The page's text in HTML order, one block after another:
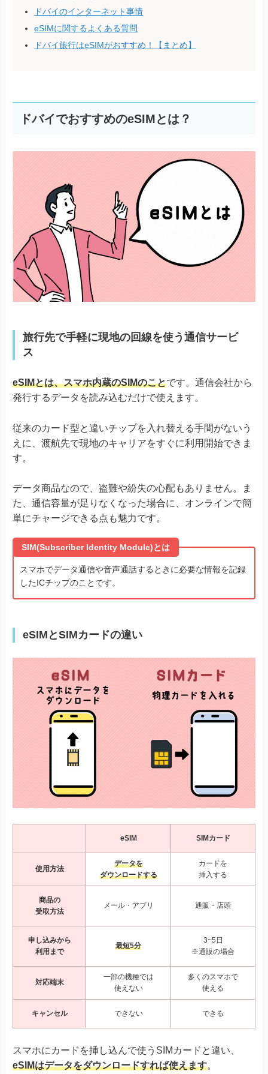
ドバイのインターネット事情
eSIMに関するよくある質問
ドバイ旅行はeSIMがおすすめ！【まとめ】
ドバイでおすすめのeSIMとは？
旅行先で手軽に現地の回線を使う通信サービ
ス
eSIMとは、スマホ内蔵のSIMのことです。通信会社から
発行するデータを読み込むだけで使えます。
従来のカード型と違いチップを入れ替える手間がないう
えに、渡航先で現地のキャリアをすぐに利用開始できま
す。
データ商品なので、盗難や紛失の心配もありません。ま
た、通信容量が足りなくなった場合に、オンラインで簡
単にチャージできる点も魅力です。
SIM(Subscriber Identity Module)とは
スマホでデータ通信や音声通話するときに必要な情報を記録
したICチップのことです。
eSIMとSIMカードの違い
eSIM SIMカード
使用方法
データを
ダウンロードする
カードを
挿入する
商品の
受取方法
メール・アプリ 通販・店頭
申し込みから
利用まで
最短5分
3~5日
※通販の場合
対応端末
一部の機種では
使えない
多くのスマホで
使える
キャンセル できない できる
スマホにカードを挿し込んで使うSIMカードと違い、
eSIMはデータをダウンロードすれば使えます。